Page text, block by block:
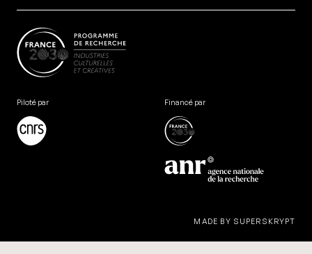
Piloté par Financé par
MADE BY SUPERSKRYPT